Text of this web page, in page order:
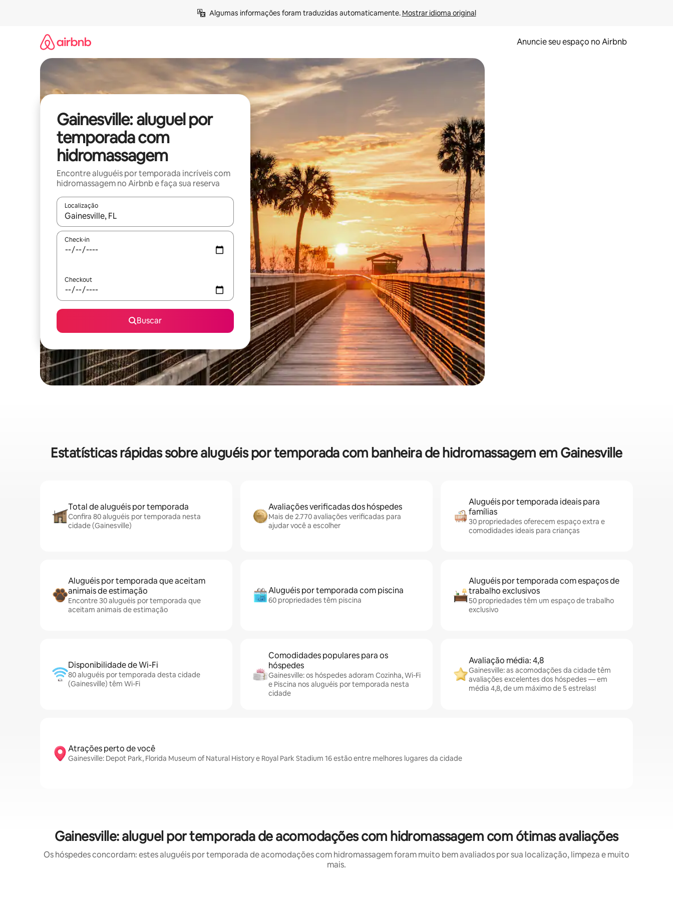
Algumas informações foram traduzidas automaticamente. Mostrar idioma original
Anuncie seu espaço no Airbnb
Gainesville: aluguel por
temporada com
hidromassagem
Encontre aluguéis por temporada incríveis com
hidromassagem no Airbnb e faça sua reserva
Localização
Quando os resultados estiverem disponíveis, explore-os usando as seta para cima e para baixo do teclado ou tocando e deslizando o dedo na tela.
Check-in
Checkout
Buscar
Estatísticas rápidas sobre aluguéis por temporada com banheira de hidromassagem em Gainesville
Total de aluguéis por temporada
Confira 80 aluguéis por temporada nesta
cidade (Gainesville)
Avaliações verificadas dos hóspedes
Mais de 2.770 avaliações verificadas para
ajudar você a escolher
Aluguéis por temporada ideais para
famílias
30 propriedades oferecem espaço extra e
comodidades ideais para crianças
Aluguéis por temporada que aceitam
animais de estimação
Encontre 30 aluguéis por temporada que
aceitam animais de estimação
Aluguéis por temporada com piscina
60 propriedades têm piscina
Aluguéis por temporada com espaços de
trabalho exclusivos
50 propriedades têm um espaço de trabalho
exclusivo
Disponibilidade de Wi-Fi
80 aluguéis por temporada desta cidade
(Gainesville) têm Wi-Fi
Comodidades populares para os
hóspedes
Gainesville: os hóspedes adoram Cozinha, Wi-Fi
e Piscina nos aluguéis por temporada nesta
cidade
Avaliação média: 4,8
Gainesville: as acomodações da cidade têm
avaliações excelentes dos hóspedes — em
média 4,8, de um máximo de 5 estrelas!
Atrações perto de você
Gainesville: Depot Park, Florida Museum of Natural History e Royal Park Stadium 16 estão entre melhores lugares da cidade
Gainesville: aluguel por temporada de acomodações com hidromassagem com ótimas avaliações
Os hóspedes concordam: estes aluguéis por temporada de acomodações com hidromassagem foram muito bem avaliados por sua localização, limpeza e muito
mais.